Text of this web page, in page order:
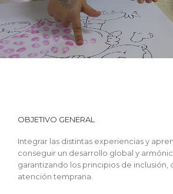
OBJETIVO GENERAL
Integrar las distintas experiencias y
conseguir un desarrollo global y
garantizando los principios de
atención temprana.